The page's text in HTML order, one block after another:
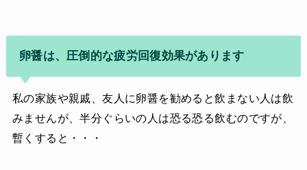
卵醤は、圧倒的な疲労回復効果があります
私の家族や親戚、友人に卵醤を勧めると飲まない人は飲
みませんが、半分ぐらいの人は恐る恐る飲むのですが、
暫くすると・・・